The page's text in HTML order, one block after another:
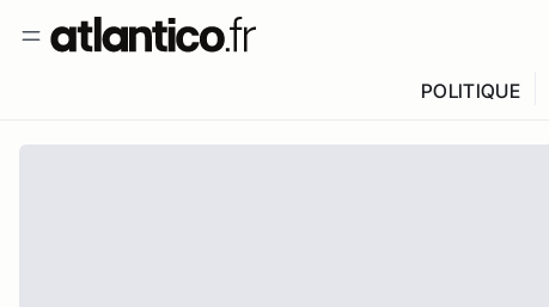
POLITIQUE